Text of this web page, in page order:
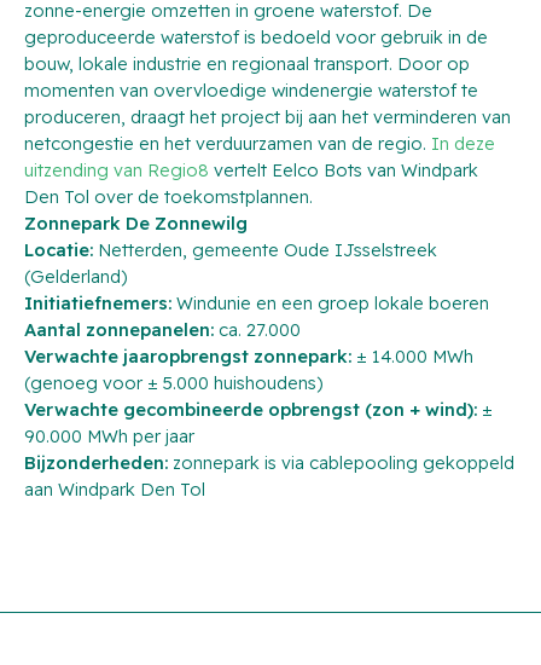
zonne-energie omzetten in groene waterstof. De
geproduceerde waterstof is bedoeld voor gebruik in de
bouw, lokale industrie en regionaal transport. Door op
momenten van overvloedige windenergie waterstof te
produceren, draagt het project bij aan het verminderen van
netcongestie en het verduurzamen van de regio. In deze
uitzending van Regio8 vertelt Eelco Bots van Windpark
Den Tol over de toekomstplannen.
Zonnepark De Zonnewilg
Locatie: Netterden, gemeente Oude IJsselstreek
(Gelderland)
Initiatiefnemers: Windunie en een groep lokale boeren
Aantal zonnepanelen: ca. 27.000
Verwachte jaaropbrengst zonnepark: ± 14.000 MWh
(genoeg voor ± 5.000 huishoudens)
Verwachte gecombineerde opbrengst (zon + wind): ±
90.000 MWh per jaar
Bijzonderheden: zonnepark is via cablepooling gekoppeld
aan Windpark Den Tol